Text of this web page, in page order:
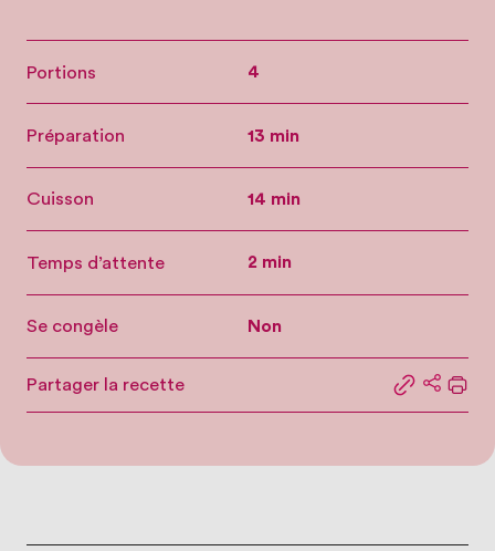
Portions 4
Préparation 13 min
Cuisson 14 min
Temps d’attente 2 min
Se congèle Non
Partager la recette
Partager